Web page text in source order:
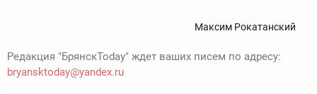
Максим Рокатанский
Редакция "БрянскToday" ждет ваших писем по адресу:
bryansktoday@yandex.ru